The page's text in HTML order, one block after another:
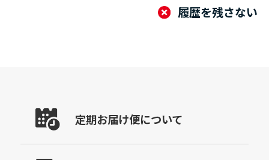
履歴を残さない
定期お届け便について